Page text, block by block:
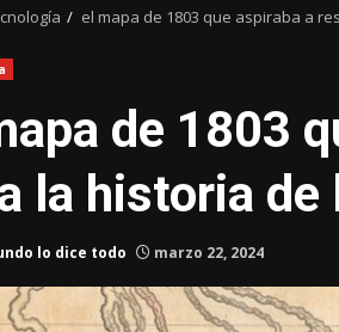
el mapa de 1803 que aspiraba a
de 1803
la historia de
lo dice todo marzo 22, 2024